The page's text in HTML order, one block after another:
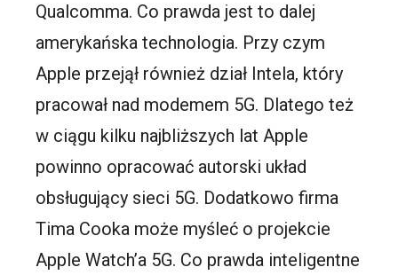
Qualcomma. Co prawda jest to dalej
amerykańska technologia. Przy czym
Apple przejął również dział Intela, który
pracował nad modemem 5G. Dlatego też
w ciągu kilku najbliższych lat Apple
powinno opracować autorski układ
obsługujący sieci 5G. Dodatkowo firma
Tima Cooka może myśleć o projekcie
Apple Watch’a 5G. Co prawda inteligentne